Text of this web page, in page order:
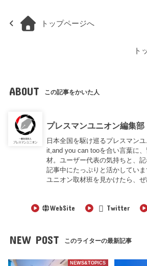
トップページへ
ト
ABOUT この記事をかいた人
プレスマンユニオン編集部
日本全国を駆け巡るプレスマン
it,and you can tooを合い言葉に
材。ユーザー代表の気持ちと、記
記事中にたっぷりと活かしてい
ユニオン取材班を見かけたら、
WebSite Twitter
NEW POST このライターの最新記事
NEWS&TOPICS